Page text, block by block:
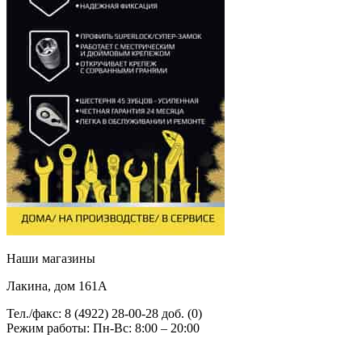
Наши магазины
Лакина, дом 161А
Тел./факс: 8 (4922) 28-00-28 доб. (0)
Режим работы: Пн-Вс: 8:00 – 20:00